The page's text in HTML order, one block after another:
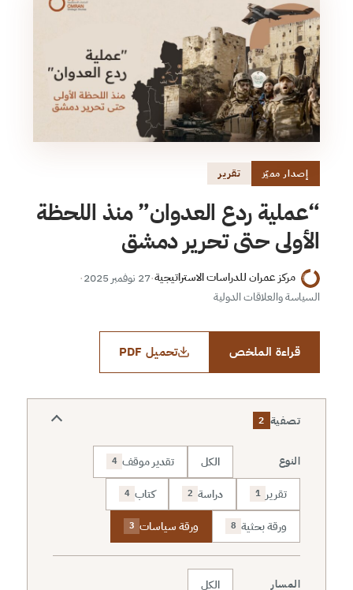
إصدار مميّز تقرير
“عملية ردع العدوان” منذ اللحظة
الأولى حتى تحرير دمشق
مركز عمران للدراسات الاستراتيجية·27 نوفمبر 2025
·
السياسة والعلاقات الدولية
قراءة الملخص تحميل PDF
تصفية 2
النوع الكل تقدير موقف 4
تقرير 1 دراسة 2 كتاب 4
ورقة بحثية 8 ورقة سياسات 3
المسار
الكل